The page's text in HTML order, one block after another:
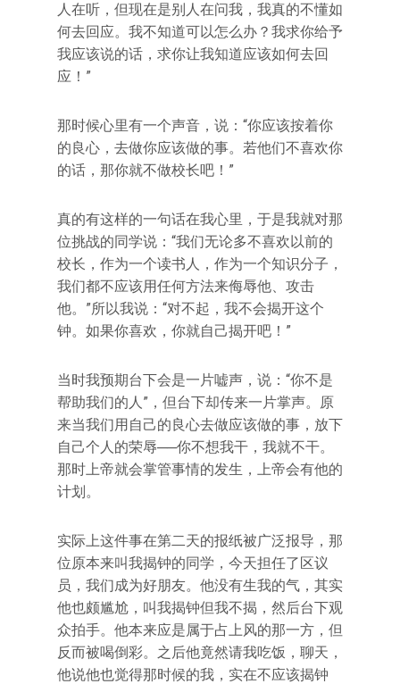
人在听，但现在是别人在问我，我真的不懂如
何去回应。我不知道可以怎么办？我求你给予
我应该说的话，求你让我知道应该如何去回
应！”
那时候心里有一个声音，说：“你应该按着你
的良心，去做你应该做的事。若他们不喜欢你
的话，那你就不做校长吧！”
真的有这样的一句话在我心里，于是我就对那
位挑战的同学说：“我们无论多不喜欢以前的
校长，作为一个读书人，作为一个知识分子，
我们都不应该用任何方法来侮辱他、攻击
他。”所以我说：“对不起，我不会揭开这个
钟。如果你喜欢，你就自己揭开吧！”
当时我预期台下会是一片嘘声，说：“你不是
帮助我们的人”，但台下却传来一片掌声。原
来当我们用自己的良心去做应该做的事，放下
自己个人的荣辱──你不想我干，我就不干。
那时上帝就会掌管事情的发生，上帝会有他的
计划。
实际上这件事在第二天的报纸被广泛报导，那
位原本来叫我揭钟的同学，今天担任了区议
员，我们成为好朋友。他没有生我的气，其实
他也颇尴尬，叫我揭钟但我不揭，然后台下观
众拍手。他本来应是属于占上风的那一方，但
反而被喝倒彩。之后他竟然请我吃饭，聊天，
他说他也觉得那时候的我，实在不应该揭钟